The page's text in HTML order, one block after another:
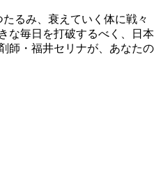
ると、若々しく元気な印象
るみ、衰えていく体に戦々
な毎日を打破するべく、日本
師・福井セリナが、あなたの